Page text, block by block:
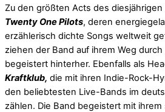
Zu den größten Acts des
Twenty One Pilots, deren
erzählerisch dichte Songs weltweit
ziehen der Band auf ihrem Weg
begeistert hinterher. Ebenfalls als
Kraftklub, die mit ihren Indie-Rock-
den beliebtesten Live-Bands im
zählen. Die Band begeistert mit